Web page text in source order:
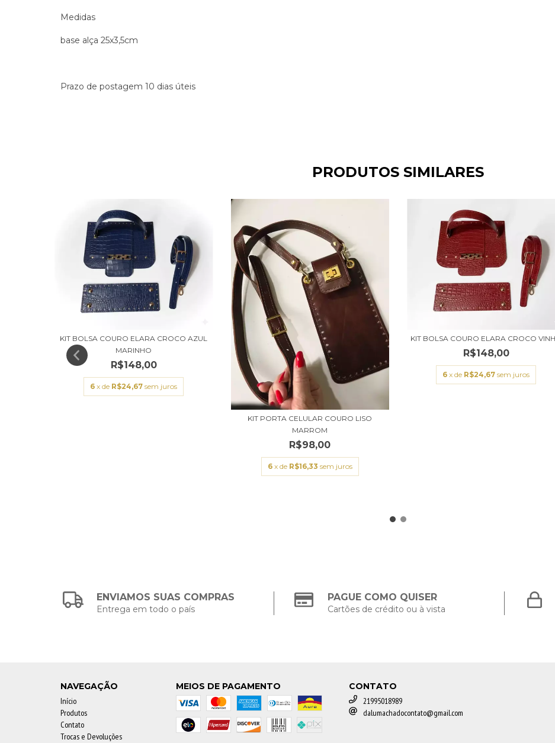
Medidas
base alça 25x3,5cm
Prazo de postagem 10 dias úteis
PRODUTOS SIMILARES
KIT BOLSA COURO ELARA CROCO AZUL
MARINHO
R$148,00
6 x de R$24,67 sem juros
KIT PORTA CELULAR COURO LISO
MARROM
R$98,00
6 x de R$16,33 sem juros
KIT BOLSA COURO ELARA CROCO
R$148,00
6 x de R$24,67 sem juros
ENVIAMOS SUAS COMPRAS
Entrega em todo o país
PAGUE COMO QUISER
Cartões de crédito ou à vista
NAVEGAÇÃO
Início
Produtos
Contato
Trocas e Devoluções
MEIOS DE PAGAMENTO
CONTATO
21995018989
dalumachadocontato@gmail.com